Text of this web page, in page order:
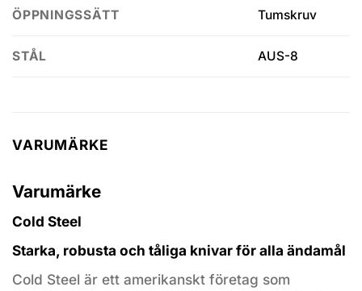
ÖPPNINGSSÄTT Tumskruv
STÅL AUS-8
VARUMÄRKE
Varumärke
Cold Steel
Starka, robusta och tåliga knivar för alla ändamål
Cold Steel är ett amerikanskt företag som